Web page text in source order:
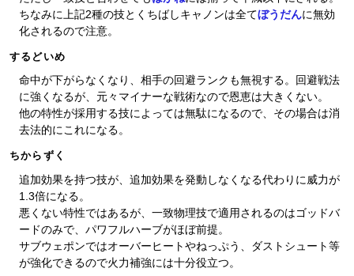
ちなみに上記2種の技とくちばしキャノンは全てぼうだんに無効
化されるので注意。
するどいめ
命中が下がらなくなり、相手の回避ランクも無視する。回避戦法
に強くなるが、元々マイナーな戦術なので恩恵は大きくない。
他の特性が採用する技によっては無駄になるので、その場合は消
去法的にこれになる。
ちからずく
追加効果を持つ技が、追加効果を発動しなくなる代わりに威力が
1.3倍になる。
悪くない特性ではあるが、一致物理技で適用されるのはゴッドバ
ードのみで、パワフルハーブがほぼ前提。
サブウェポンではオーバーヒートやねっぷう、ダストシュート等
が強化できるので火力補強には十分役立つ。